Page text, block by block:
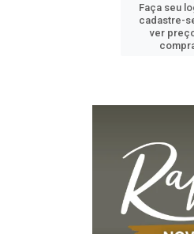
Faça seu
cadastre-
ver